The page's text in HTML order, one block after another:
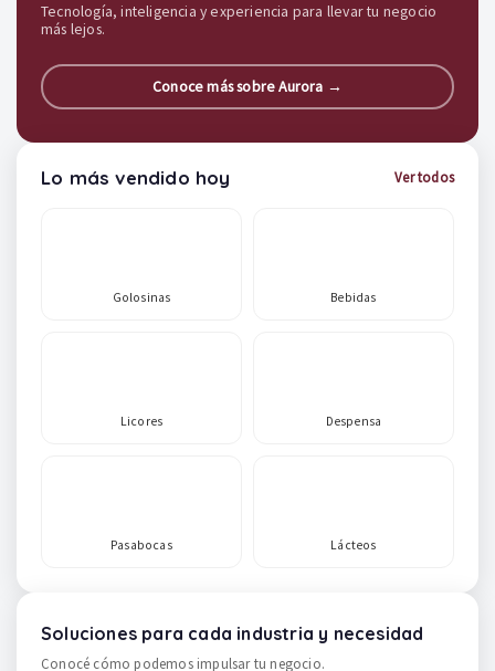
Tecnología, inteligencia y experiencia para llevar tu negocio
más lejos.
Conoce más sobre Aurora →
Lo más vendido hoy Ver todos
Golosinas Bebidas
Licores Despensa
Pasabocas Lácteos
Soluciones para cada industria y necesidad
Conocé cómo podemos impulsar tu negocio.